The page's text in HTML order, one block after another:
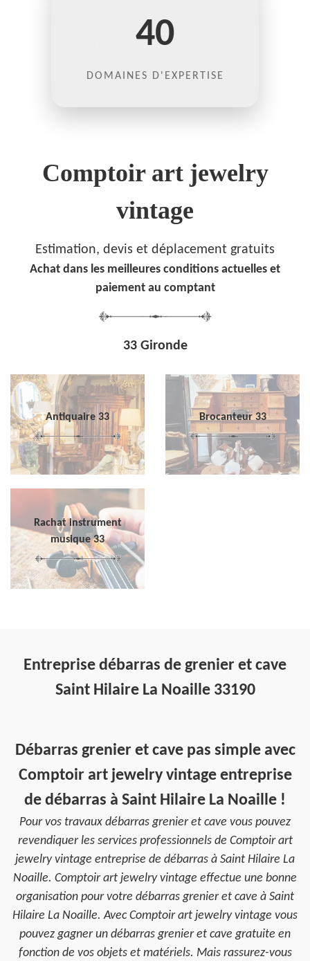
40
DOMAINES D'EXPERTISE
Comptoir art jewelry
vintage
Estimation, devis et déplacement gratuits
Achat dans les meilleures conditions actuelles et
paiement au comptant
33 Gironde
Antiquaire 33 Brocanteur 33
Rachat instrument
musique 33
Entreprise débarras de grenier et cave
Saint Hilaire La Noaille 33190
Débarras grenier et cave pas simple avec
Comptoir art jewelry vintage entreprise
de débarras à Saint Hilaire La Noaille !
Pour vos travaux débarras grenier et cave vous pouvez
revendiquer les services professionnels de Comptoir art
jewelry vintage entreprise de débarras à Saint Hilaire La
Noaille. Comptoir art jewelry vintage effectue une bonne
organisation pour votre débarras grenier et cave à Saint
Hilaire La Noaille. Avec Comptoir art jewelry vintage vous
pouvez gagner un débarras grenier et cave gratuite en
fonction de vos objets et matériels. Mais rassurez-vous